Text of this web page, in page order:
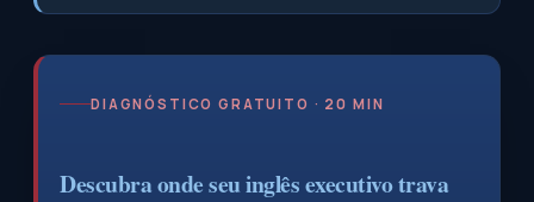
DIAGNÓSTICO GRATUITO · 20 MIN
Descubra onde seu inglês executivo trava